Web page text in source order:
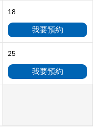
18
我要預約
25
我要預約